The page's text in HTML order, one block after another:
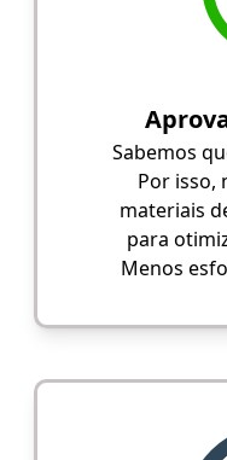
Sabemos
Por isso,
materiais
para
Menos